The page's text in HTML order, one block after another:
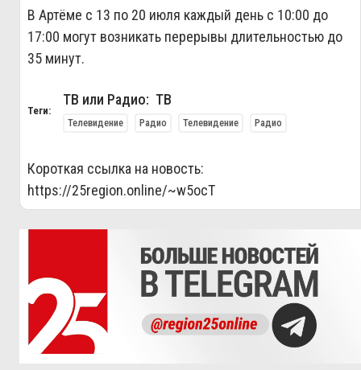
В Артёме с 13 по 20 июля каждый день с 10:00 до
17:00 могут возникать перерывы длительностью до
35 минут.
Теги:
ТВ или Радио: ТВ
Телевидение Радио Телевидение Радио
Короткая ссылка на новость:
https://25region.online/~w5ocT